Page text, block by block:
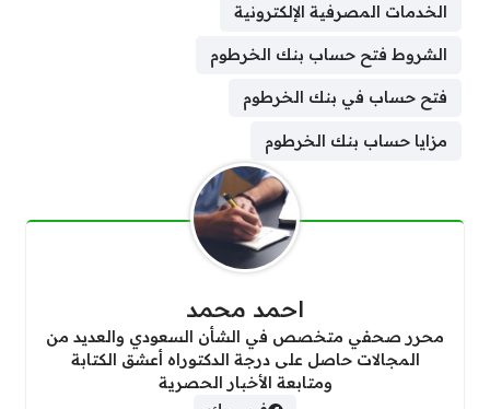
الخدمات المصرفية الإلكترونية
الشروط فتح حساب بنك الخرطوم
فتح حساب في بنك الخرطوم
مزايا حساب بنك الخرطوم
احمد محمد
محرر صحفي متخصص في الشأن السعودي والعديد من
المجالات حاصل على درجة الدكتوراه أعشق الكتابة
ومتابعة الأخبار الحصرية